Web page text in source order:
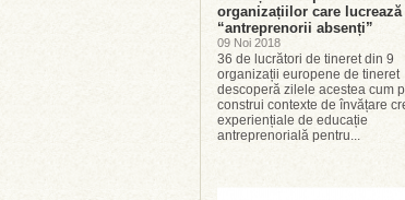
organizațiilor care lucrează
“antreprenorii absenți”
09 Noi 2018
36 de lucrători de tineret din 9
organizații europene de tineret
descoperă zilele acestea cum
construi contexte de învățare
experiențiale de educație
antreprenorială pentru...